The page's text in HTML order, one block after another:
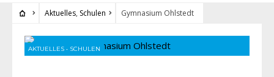
Aktuelles, Schulen Gymnasium Ohlstedt
AKTUELLES • SCHULEN